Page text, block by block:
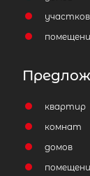
участков
квартир
комнат
домов